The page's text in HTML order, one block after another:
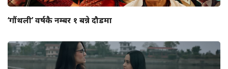
‘गौंथली’ वर्षकै नम्बर १ बन्ने दौडमा